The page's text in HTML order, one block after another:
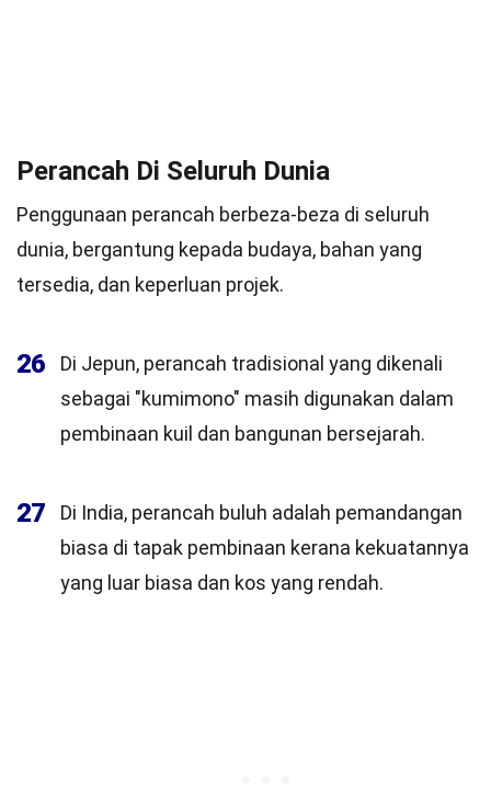
Perancah Di Seluruh Dunia
Penggunaan perancah berbeza-beza di seluruh
dunia, bergantung kepada budaya, bahan yang
tersedia, dan keperluan projek.
26
Di Jepun, perancah tradisional yang dikenali
sebagai "kumimono" masih digunakan dalam
pembinaan kuil dan bangunan bersejarah.
27
Di India, perancah buluh adalah pemandangan
biasa di tapak pembinaan kerana kekuatannya
yang luar biasa dan kos yang rendah.